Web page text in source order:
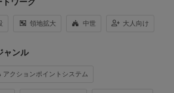
領地拡大 中世 大人向け
ャンル
アクションポイントシステム